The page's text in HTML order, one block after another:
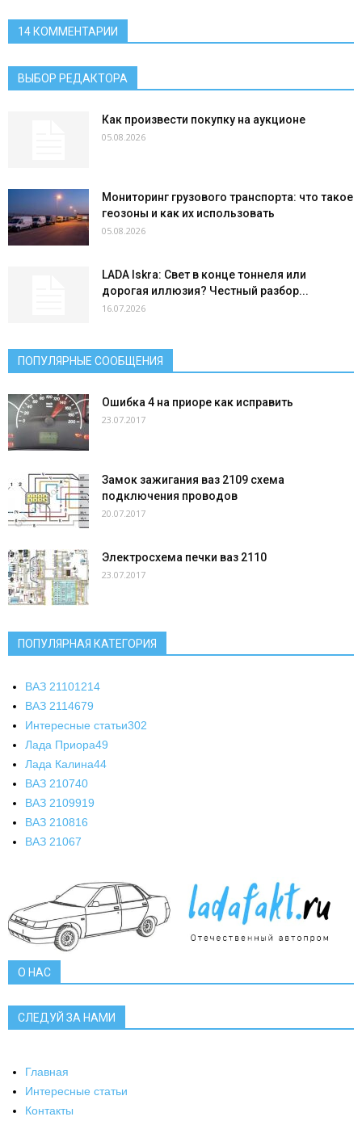
14 КОММЕНТАРИИ
ВЫБОР РЕДАКТОРА
Как произвести покупку на аукционе
05.08.2026
Мониторинг грузового транспорта: что такое
геозоны и как их использовать
05.08.2026
LADA Iskra: Свет в конце тоннеля или
дорогая иллюзия? Честный разбор...
16.07.2026
ПОПУЛЯРНЫЕ СООБЩЕНИЯ
Ошибка 4 на приоре как исправить
23.07.2017
Замок зажигания ваз 2109 схема
подключения проводов
20.07.2017
Электросхема печки ваз 2110
23.07.2017
ПОПУЛЯРНАЯ КАТЕГОРИЯ
ВАЗ 21101214
ВАЗ 2114679
Интересные статьи302
Лада Приора49
Лада Калина44
ВАЗ 210740
ВАЗ 2109919
ВАЗ 210816
ВАЗ 21067
О НАС
СЛЕДУЙ ЗА НАМИ
Главная
Интересные статьи
Контакты